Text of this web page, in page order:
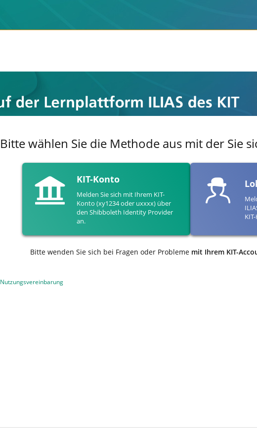
Bitte wählen Sie die Methode aus mit der Sie
KIT-Konto
Melden Sie sich mit Ihrem KIT-
Konto (xy1234 oder uxxxx) über
den Shibboleth Identity Provider
an.
Bitte wenden Sie sich bei Fragen oder Probleme mit Ihrem KIT-
Nutzungsvereinbarung